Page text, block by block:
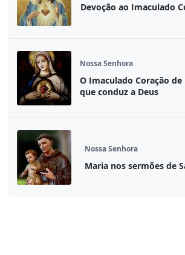
Devoção ao Imaculado
Nossa Senhora
O Imaculado Coração
que conduz a Deus
Nossa Senhora
Maria nos sermões de